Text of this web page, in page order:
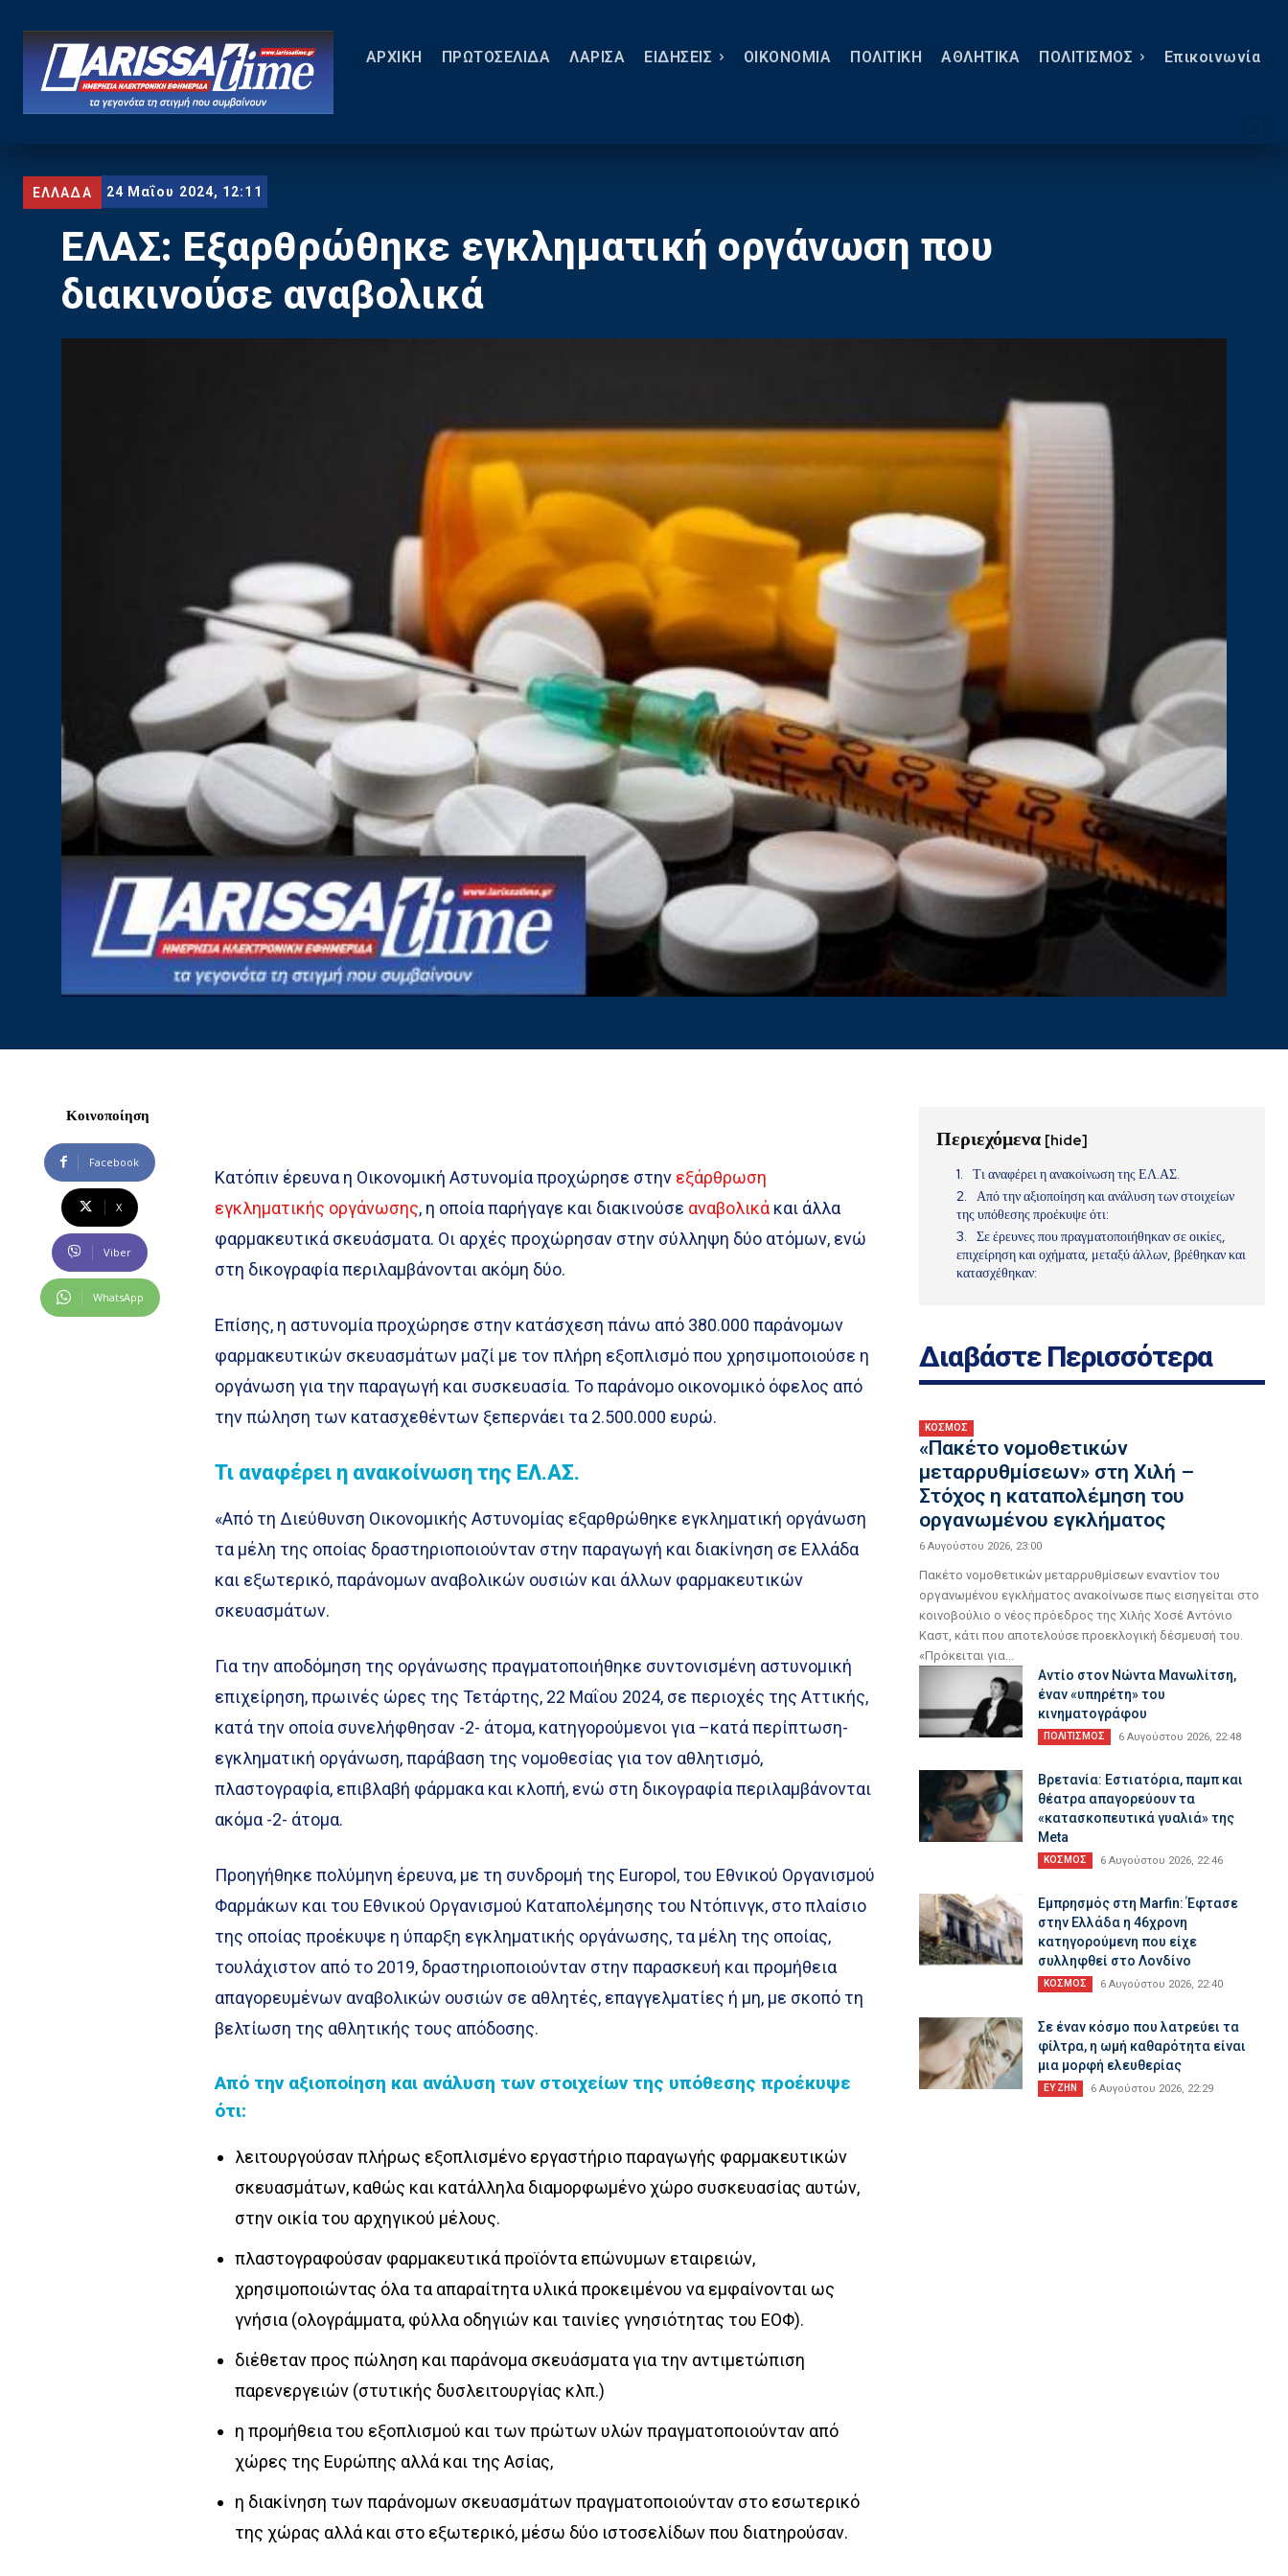
ΑΡΧΙΚΗ ΠΡΩΤΟΣΕΛΙΔΑ ΛΑΡΙΣΑ ΕΙΔΗΣΕΙΣ ΟΙΚΟΝΟΜΙΑ ΠΟΛΙΤΙΚΗ ΑΘΛΗΤΙΚΑ ΠΟΛΙΤΙΣΜΟΣ Eπικοινωνία
ΕΛΛΑΔΑ 24 Μαΐου 2024, 12:11
ΕΛΑΣ: Εξαρθρώθηκε εγκληματική οργάνωση που
διακινούσε αναβολικά
Κοινοποίηση
Facebook
X
Viber
WhatsApp
Κατόπιν έρευνα η Οικονομική Αστυνομία προχώρησε στην εξάρθρωση
εγκληματικής οργάνωσης, η οποία παρήγαγε και διακινούσε αναβολικά και άλλα
φαρμακευτικά σκευάσματα. Οι αρχές προχώρησαν στην σύλληψη δύο ατόμων, ενώ
στη δικογραφία περιλαμβάνονται ακόμη δύο.
Επίσης, η αστυνομία προχώρησε στην κατάσχεση πάνω από 380.000 παράνομων
φαρμακευτικών σκευασμάτων μαζί με τον πλήρη εξοπλισμό που χρησιμοποιούσε η
οργάνωση για την παραγωγή και συσκευασία. Το παράνομο οικονομικό όφελος από
την πώληση των κατασχεθέντων ξεπερνάει τα 2.500.000 ευρώ.
Τι αναφέρει η ανακοίνωση της ΕΛ.ΑΣ.
«Από τη Διεύθυνση Οικονομικής Αστυνομίας εξαρθρώθηκε εγκληματική οργάνωση
τα μέλη της οποίας δραστηριοποιούνταν στην παραγωγή και διακίνηση σε Ελλάδα
και εξωτερικό, παράνομων αναβολικών ουσιών και άλλων φαρμακευτικών
σκευασμάτων.
Για την αποδόμηση της οργάνωσης πραγματοποιήθηκε συντονισμένη αστυνομική
επιχείρηση, πρωινές ώρες της Τετάρτης, 22 Μαΐου 2024, σε περιοχές της Αττικής,
κατά την οποία συνελήφθησαν -2- άτομα, κατηγορούμενοι για –κατά περίπτωση-
εγκληματική οργάνωση, παράβαση της νομοθεσίας για τον αθλητισμό,
πλαστογραφία, επιβλαβή φάρμακα και κλοπή, ενώ στη δικογραφία περιλαμβάνονται
ακόμα -2- άτομα.
Προηγήθηκε πολύμηνη έρευνα, με τη συνδρομή της Europol, του Εθνικού Οργανισμού
Φαρμάκων και του Εθνικού Οργανισμού Καταπολέμησης του Ντόπινγκ, στο πλαίσιο
της οποίας προέκυψε η ύπαρξη εγκληματικής οργάνωσης, τα μέλη της οποίας,
τουλάχιστον από το 2019, δραστηριοποιούνταν στην παρασκευή και προμήθεια
απαγορευμένων αναβολικών ουσιών σε αθλητές, επαγγελματίες ή μη, με σκοπό τη
βελτίωση της αθλητικής τους απόδοσης.
Από την αξιοποίηση και ανάλυση των στοιχείων της υπόθεσης προέκυψε
ότι:
λειτουργούσαν πλήρως εξοπλισμένο εργαστήριο παραγωγής φαρμακευτικών
σκευασμάτων, καθώς και κατάλληλα διαμορφωμένο χώρο συσκευασίας αυτών,
στην οικία του αρχηγικού μέλους.
πλαστογραφούσαν φαρμακευτικά προϊόντα επώνυμων εταιρειών,
χρησιμοποιώντας όλα τα απαραίτητα υλικά προκειμένου να εμφαίνονται ως
γνήσια (ολογράμματα, φύλλα οδηγιών και ταινίες γνησιότητας του ΕΟΦ).
διέθεταν προς πώληση και παράνομα σκευάσματα για την αντιμετώπιση
παρενεργειών (στυτικής δυσλειτουργίας κλπ.)
η προμήθεια του εξοπλισμού και των πρώτων υλών πραγματοποιούνταν από
χώρες της Ευρώπης αλλά και της Ασίας,
η διακίνηση των παράνομων σκευασμάτων πραγματοποιούνταν στο εσωτερικό
της χώρας αλλά και στο εξωτερικό, μέσω δύο ιστοσελίδων που διατηρούσαν.
Περιεχόμενα [hide]
Τι αναφέρει η ανακοίνωση της ΕΛ.ΑΣ.
Από την αξιοποίηση και ανάλυση των στοιχείων
της υπόθεσης προέκυψε ότι:
Σε έρευνες που πραγματοποιήθηκαν σε οικίες,
επιχείρηση και οχήματα, μεταξύ άλλων, βρέθηκαν και
κατασχέθηκαν:
Διαβάστε Περισσότερα
ΚΟΣΜΟΣ
«Πακέτο νομοθετικών
μεταρρυθμίσεων» στη Χιλή –
Στόχος η καταπολέμηση του
οργανωμένου εγκλήματος
6 Αυγούστου 2026, 23:00
Πακέτο νομοθετικών μεταρρυθμίσεων εναντίον του
οργανωμένου εγκλήματος ανακοίνωσε πως εισηγείται στο
κοινοβούλιο ο νέος πρόεδρος της Χιλής Χοσέ Αντόνιο
Καστ, κάτι που αποτελούσε προεκλογική δέσμευσή του.
«Πρόκειται για...
Αντίο στον Νώντα Μανωλίτση,
έναν «υπηρέτη» του
κινηματογράφου
ΠΟΛΙΤΙΣΜΟΣ 6 Αυγούστου 2026, 22:48
Βρετανία: Εστιατόρια, παμπ και
θέατρα απαγορεύουν τα
«κατασκοπευτικά γυαλιά» της
Meta
ΚΟΣΜΟΣ 6 Αυγούστου 2026, 22:46
Εμπρησμός στη Marfin: Έφτασε
στην Ελλάδα η 46χρονη
κατηγορούμενη που είχε
συλληφθεί στο Λονδίνο
ΚΟΣΜΟΣ 6 Αυγούστου 2026, 22:40
Σε έναν κόσμο που λατρεύει τα
φίλτρα, η ωμή καθαρότητα είναι
μια μορφή ελευθερίας
ΕΥ ΖΗΝ 6 Αυγούστου 2026, 22:29